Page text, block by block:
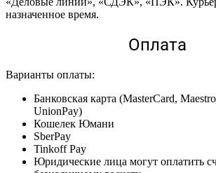
назначенное время.
Оплата
Варианты оплаты:
Банковская карта (MasterCard,
UnionPay)
Кошелек Юмани
SberPay
Tinkoff Pay
Юридические лица могут оплатить